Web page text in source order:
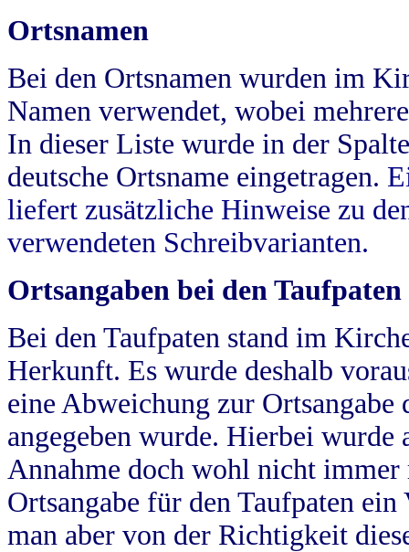
Ortsnamen
Bei den Ortsnamen wurden im
Namen verwendet, wobei
In dieser Liste wurde in der
deutsche Ortsname eingetragen.
liefert zusätzliche Hinweise zu
verwendeten Schreibvarianten.
Ortsangaben bei den Taufpaten
Bei den Taufpaten stand im
Herkunft. Es wurde deshalb
eine Abweichung zur
angegeben wurde. Hierbei wurde
Annahme doch wohl nicht
Ortsangabe für den Taufpaten
man aber von der Richtigkeit